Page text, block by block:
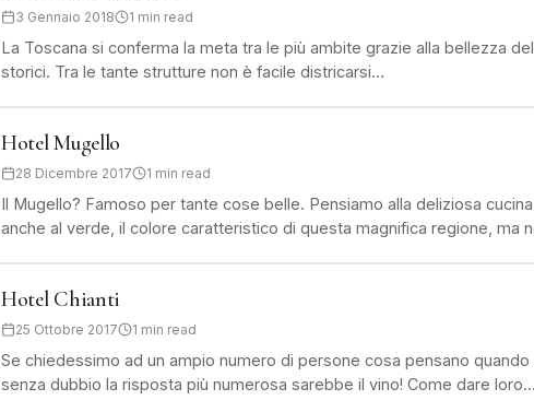
3 Gennaio 2018 1 min read
La Toscana si conferma la meta tra le più ambite grazie alla bellezza
storici. Tra le tante strutture non è facile districarsi…
Hotel Mugello
28 Dicembre 2017 1 min read
Il Mugello? Famoso per tante cose belle. Pensiamo alla deliziosa
anche al verde, il colore caratteristico di questa magnifica regione, ma
Hotel Chianti
25 Ottobre 2017 1 min read
Se chiedessimo ad un ampio numero di persone cosa pensano quando
senza dubbio la risposta più numerosa sarebbe il vino! Come dare loro…